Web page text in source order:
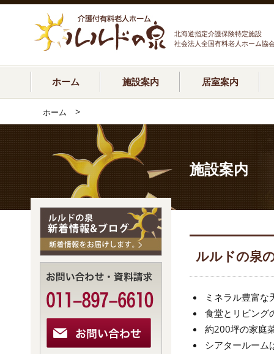
北海道指定介護保険特定施設
社会法人全国有料老人ホーム協
ホーム 施設案内 居室案内
ホーム >
施設案内
ルルドの泉
ミネラル豊富な
食堂とリビング
約200坪の家庭
シアタールーム